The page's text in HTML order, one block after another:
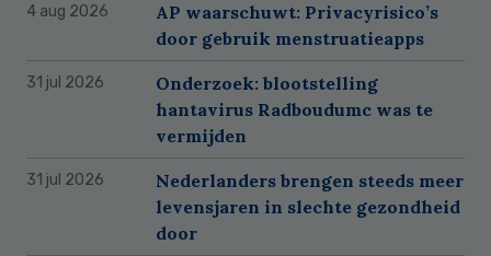
4 aug 2026
AP waarschuwt: Privacyrisico’s
door gebruik menstruatieapps
31 jul 2026
Onderzoek: blootstelling
hantavirus Radboudumc was te
vermijden
31 jul 2026
Nederlanders brengen steeds meer
levensjaren in slechte gezondheid
door